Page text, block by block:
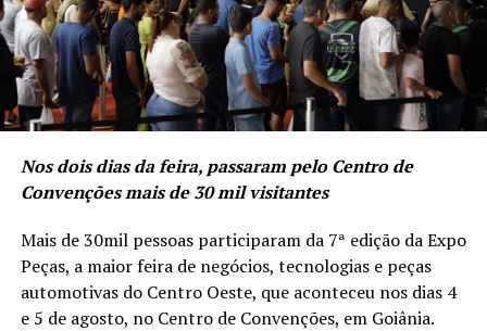
Nos dois dias da feira, passaram pelo Centro de
Convenções mais de 30 mil visitantes
Mais de 30mil pessoas participaram da 7ª edição da Expo
Peças, a maior feira de negócios, tecnologias e peças
automotivas do Centro Oeste, que aconteceu nos dias 4
e 5 de agosto, no Centro de Convenções, em Goiânia.